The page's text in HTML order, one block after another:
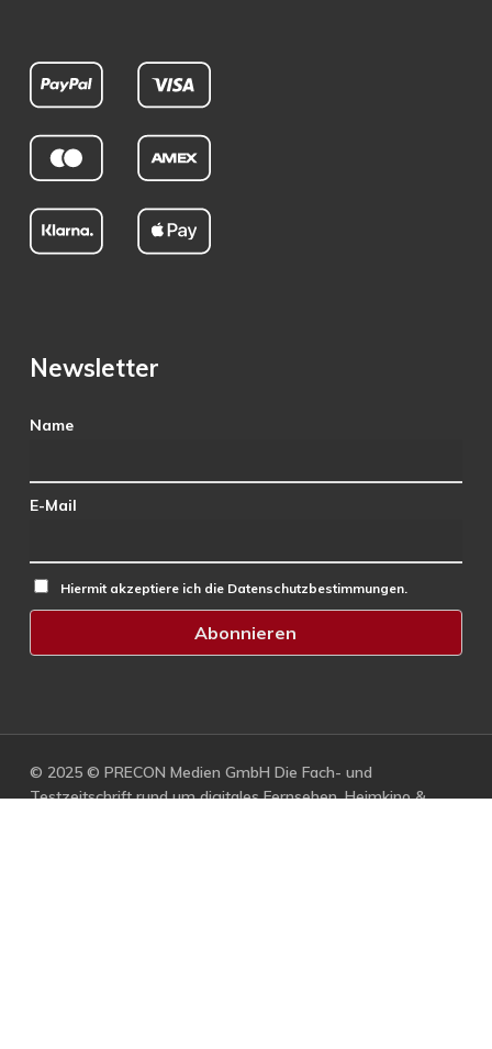
Newsletter
Name
E-Mail
Hiermit akzeptiere ich die Datenschutzbestimmungen.
© 2025 © PRECON Medien GmbH Die Fach- und
Testzeitschrift rund um digitales Fernsehen, Heimkino &